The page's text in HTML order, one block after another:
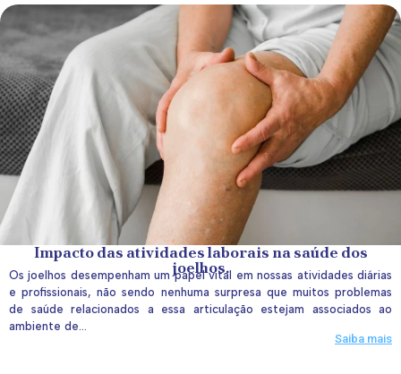
Impacto das atividades laborais na saúde dos
joelhos.
Os joelhos desempenham um papel vital em nossas atividades diárias
e profissionais, não sendo nenhuma surpresa que muitos problemas
de saúde relacionados a essa articulação estejam associados ao
ambiente de...
Saiba mais